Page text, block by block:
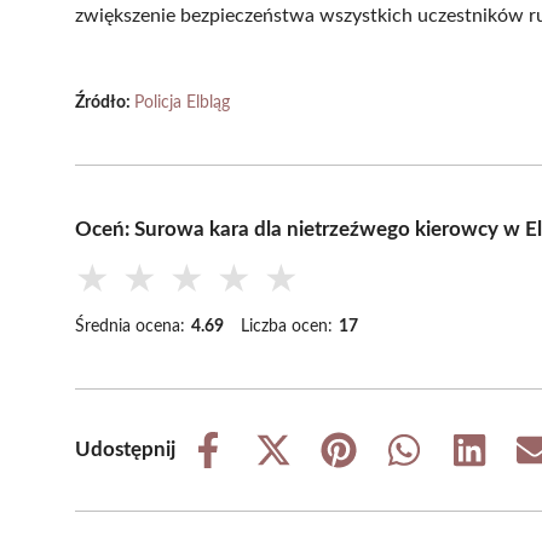
zwiększenie bezpieczeństwa wszystkich uczestników
Źródło: Policja Elbląg
Oceń: Surowa kara dla nietrzeźwego kierowcy w
★ ★ ★ ★ ★
Średnia ocena: 4.69 Liczba ocen: 17
Udostępnij
Share
Share
(Twitter)
Share
Share
Share